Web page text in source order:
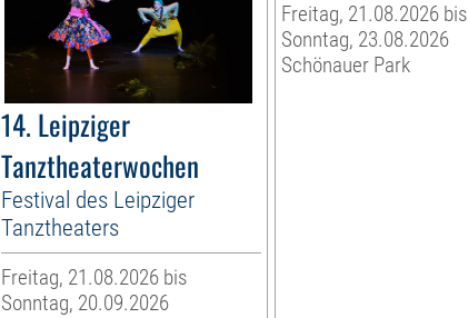
14. Leipziger
Tanztheaterwochen
Festival des Leipziger
Tanztheaters
Freitag, 21.08.2026 bis
Sonntag, 20.09.2026
Freitag, 21.08.2026 bis
Sonntag, 23.08.2026
Schönauer Park